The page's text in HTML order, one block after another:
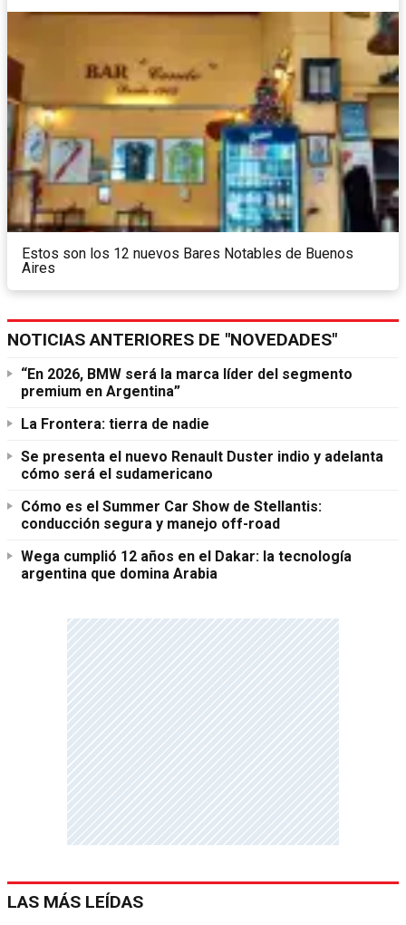
Estos son los 12 nuevos Bares Notables de Buenos
Aires
NOTICIAS ANTERIORES DE "NOVEDADES"
“En 2026, BMW será la marca líder del segmento
premium en Argentina”
La Frontera: tierra de nadie
Se presenta el nuevo Renault Duster indio y adelanta
cómo será el sudamericano
Cómo es el Summer Car Show de Stellantis:
conducción segura y manejo off-road
Wega cumplió 12 años en el Dakar: la tecnología
argentina que domina Arabia
LAS MÁS LEÍDAS